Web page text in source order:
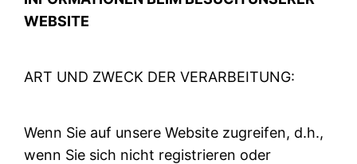
WEBSITE
ART UND ZWECK DER VERARBEITUNG:
Wenn Sie auf unsere Website zugreifen, d.h.,
wenn Sie sich nicht registrieren oder